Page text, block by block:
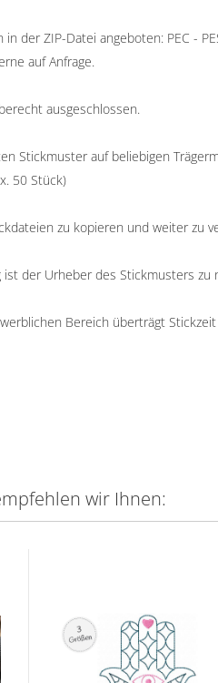
der ZIP-Datei angeboten: PEC -
auf Anfrage.
ausgeschlossen.
Stickmuster auf beliebigen
50 Stück)
zu kopieren und weiter zu
ist der Urheber des Stickmusters zu
Bereich überträgt
wir Ihnen: